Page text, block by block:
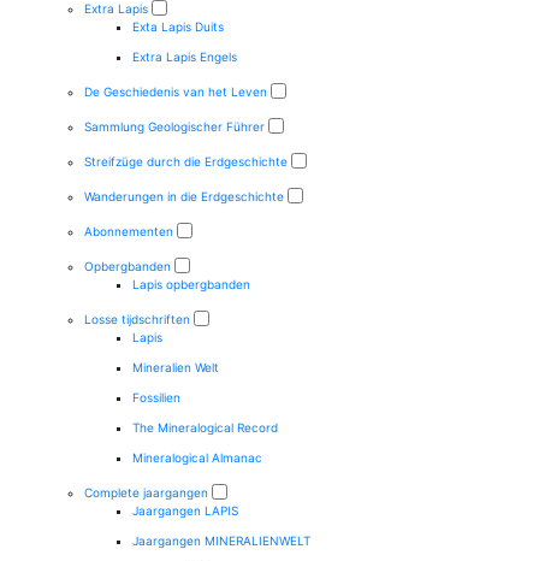
Extra Lapis
Exta Lapis Duits
Extra Lapis Engels
De Geschiedenis van het Leven
Sammlung Geologischer Führer
Streifzüge durch die Erdgeschichte
Wanderungen in die Erdgeschichte
Abonnementen
Opbergbanden
Lapis opbergbanden
Losse tijdschriften
Lapis
Mineralien Welt
Fossilien
The Mineralogical Record
Mineralogical Almanac
Complete jaargangen
Jaargangen LAPIS
Jaargangen MINERALIENWELT